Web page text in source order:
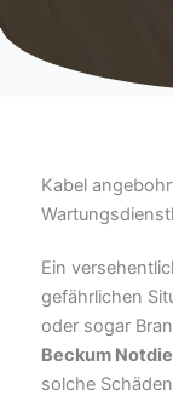
Kabel
Ein
gefährlichen
oder sogar
Beckum
solche